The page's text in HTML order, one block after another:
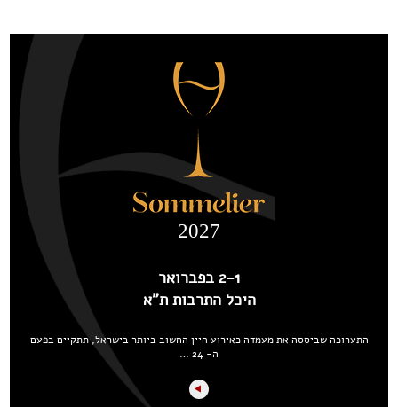
2027
2-1 בפברואר
היכל התרבות ת"א
התערוכה שביססה את מעמדה כאירוע היין החשוב ביותר בישראל, תתקיים בפעם
ה- 24 …